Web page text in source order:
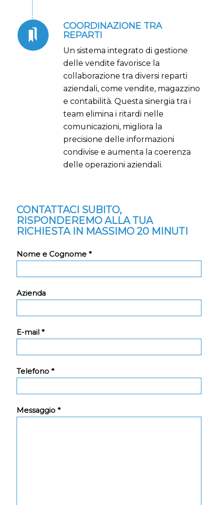
COORDINAZIONE TRA
REPARTI
Un sistema integrato di gestione
delle vendite favorisce la
collaborazione tra diversi reparti
aziendali, come vendite, magazzino
e contabilità. Questa sinergia tra i
team elimina i ritardi nelle
comunicazioni, migliora la
precisione delle informazioni
condivise e aumenta la coerenza
delle operazioni aziendali.
CONTATTACI SUBITO,
RISPONDEREMO ALLA TUA
RICHIESTA IN MASSIMO 20 MINUTI
Nome e Cognome *
Azienda
E-mail *
Telefono *
Messaggio *